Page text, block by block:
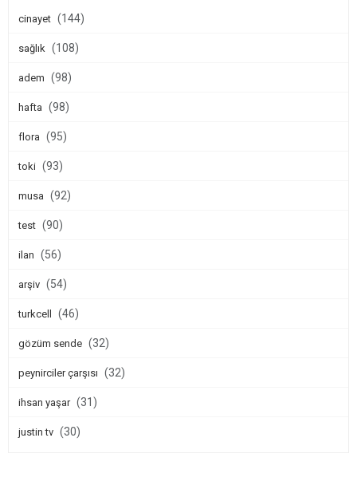
cinayet (144)
sağlık (108)
adem (98)
hafta (98)
flora (95)
toki (93)
musa (92)
test (90)
ilan (56)
arşiv (54)
turkcell (46)
gözüm sende (32)
peynirciler çarşısı (32)
ihsan yaşar (31)
justin tv (30)